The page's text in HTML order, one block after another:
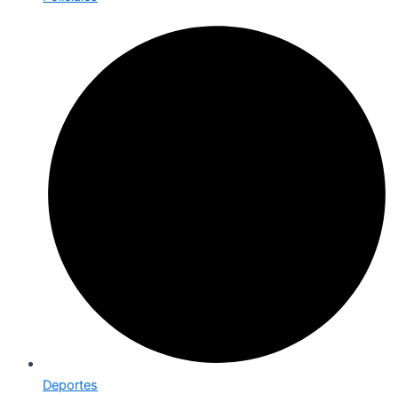
Deportes